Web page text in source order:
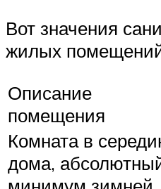
Вот значения
жилых
Описание
помещения
Комната в
дома,